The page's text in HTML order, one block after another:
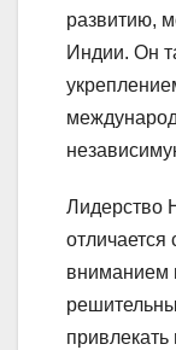
развитию,
Индии. Он
Лидерство
отличается
вниманием